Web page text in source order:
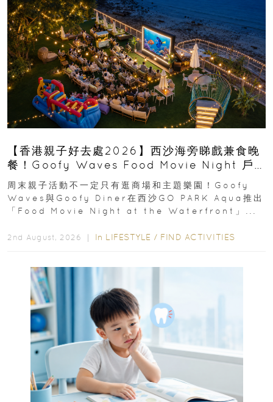
【香港親子好去處2026】西沙海旁睇戲兼食晚
餐！Goofy Waves Food Movie Night 戶
外影院逢週末登場
周末親子活動不一定只有逛商場和主題樂園！Goofy
Waves與Goofy Diner在西沙GO PARK Aqua推出
「Food Movie Night at the Waterfront」...
2nd August, 2026 ｜ In LIFESTYLE / FIND ACTIVITIES